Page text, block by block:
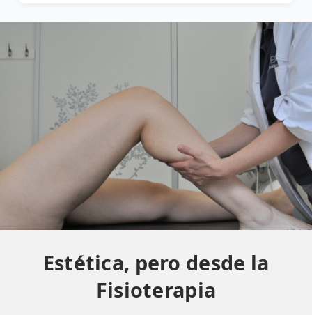
Estética, pero desde la
Fisioterapia